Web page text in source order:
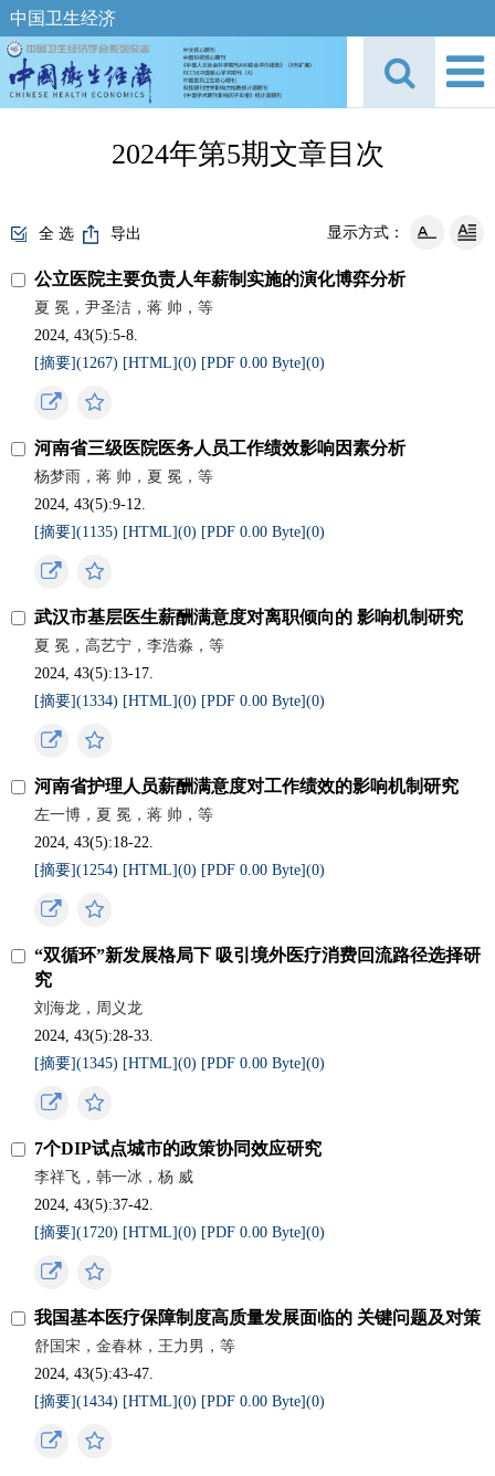
中国卫生经济
2024年第5期文章目次
全 选 导出 显示方式：
公立医院主要负责人年薪制实施的演化博弈分析
夏 冕，尹圣洁，蒋 帅，等
2024, 43(5):5-8.
[摘要](1267) [HTML](0) [PDF 0.00 Byte](0)
河南省三级医院医务人员工作绩效影响因素分析
杨梦雨，蒋 帅，夏 冕，等
2024, 43(5):9-12.
[摘要](1135) [HTML](0) [PDF 0.00 Byte](0)
武汉市基层医生薪酬满意度对离职倾向的 影响机制研究
夏 冕，高艺宁，李浩淼，等
2024, 43(5):13-17.
[摘要](1334) [HTML](0) [PDF 0.00 Byte](0)
河南省护理人员薪酬满意度对工作绩效的影响机制研究
左一博，夏 冕，蒋 帅，等
2024, 43(5):18-22.
[摘要](1254) [HTML](0) [PDF 0.00 Byte](0)
“双循环”新发展格局下 吸引境外医疗消费回流路径选择研
究
刘海龙，周义龙
2024, 43(5):28-33.
[摘要](1345) [HTML](0) [PDF 0.00 Byte](0)
7个DIP试点城市的政策协同效应研究
李祥飞，韩一冰，杨 威
2024, 43(5):37-42.
[摘要](1720) [HTML](0) [PDF 0.00 Byte](0)
我国基本医疗保障制度高质量发展面临的 关键问题及对策
舒国宋，金春林，王力男，等
2024, 43(5):43-47.
[摘要](1434) [HTML](0) [PDF 0.00 Byte](0)